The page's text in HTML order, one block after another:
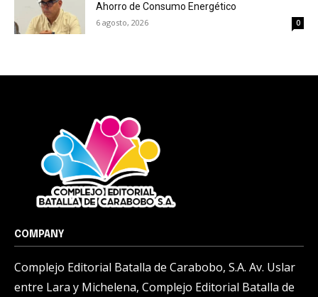
Ahorro de Consumo Energético
6 agosto, 2026 0
COMPANY
Complejo Editorial Batalla de Carabobo, S.A. Av. Uslar
entre Lara y Michelena, Complejo Editorial Batalla de